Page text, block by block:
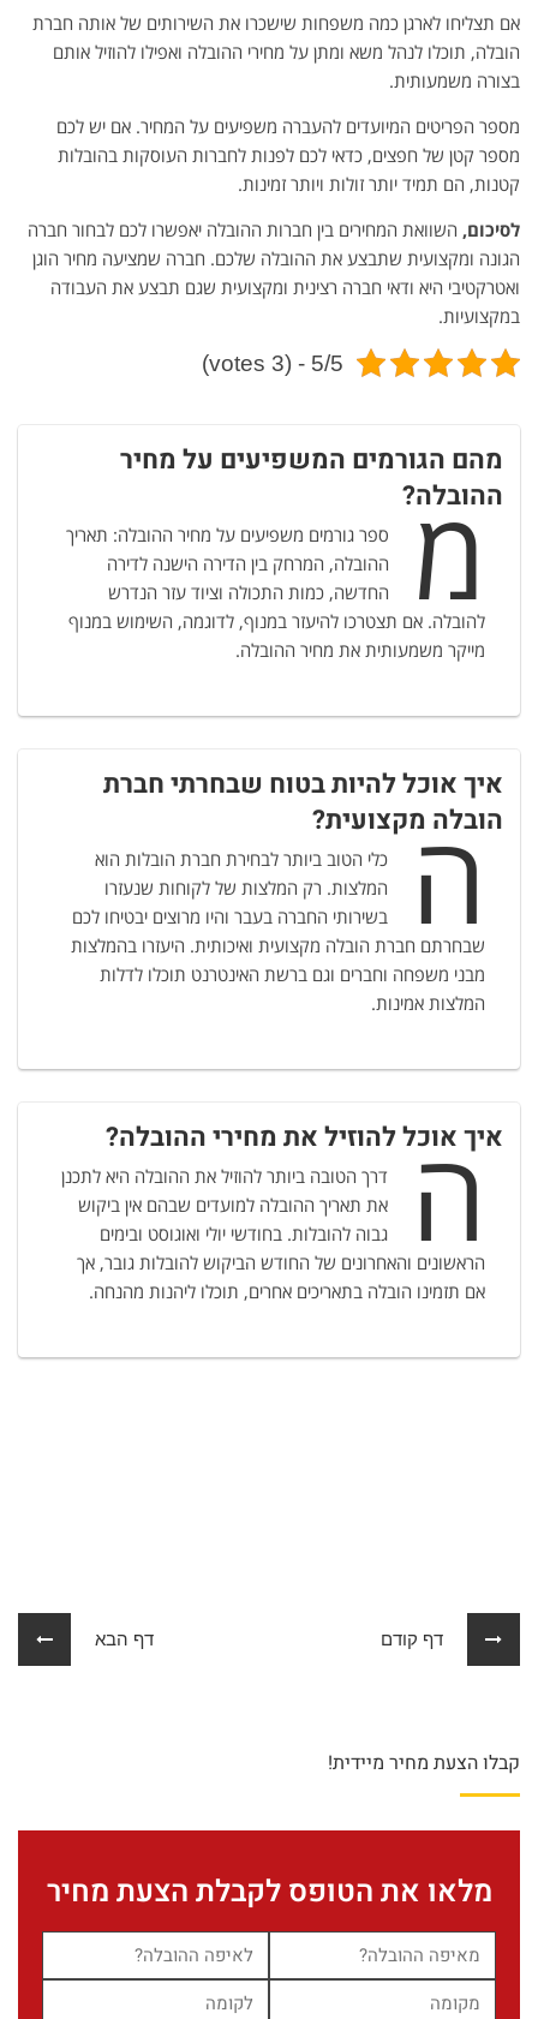
אם תצליחו לארגן כמה משפחות שישכרו את השירותים של אותה חברת
הובלה, תוכלו לנהל משא ומתן על מחירי ההובלה ואפילו להוזיל אותם
בצורה משמעותית.
מספר הפריטים המיועדים להעברה משפיעים על המחיר. אם יש לכם
מספר קטן של חפצים, כדאי לכם לפנות לחברות העוסקות בהובלות
קטנות, הם תמיד יותר זולות ויותר זמינות.
לסיכום, השוואת המחירים בין חברות ההובלה יאפשרו לכם לבחור חברה
הגונה ומקצועית שתבצע את ההובלה שלכם. חברה שמציעה מחיר הוגן
ואטרקטיבי היא ודאי חברה רצינית ומקצועית שגם תבצע את העבודה
במקצועיות.
5/5 - (3 votes)
מהם הגורמים המשפיעים על מחיר
ההובלה?
מ
ספר גורמים משפיעים על מחיר ההובלה: תאריך
ההובלה, המרחק בין הדירה הישנה לדירה
החדשה, כמות התכולה וציוד עזר הנדרש
להובלה. אם תצטרכו להיעזר במנוף, לדוגמה, השימוש במנוף
מייקר משמעותית את מחיר ההובלה.
איך אוכל להיות בטוח שבחרתי חברת
הובלה מקצועית?
ה
כלי הטוב ביותר לבחירת חברת הובלות הוא
המלצות. רק המלצות של לקוחות שנעזרו
בשירותי החברה בעבר והיו מרוצים יבטיחו לכם
שבחרתם חברת הובלה מקצועית ואיכותית. היעזרו בהמלצות
מבני משפחה וחברים וגם ברשת האינטרנט תוכלו לדלות
המלצות אמינות.
איך אוכל להוזיל את מחירי ההובלה?
ה
דרך הטובה ביותר להוזיל את ההובלה היא לתכנן
את תאריך ההובלה למועדים שבהם אין ביקוש
גבוה להובלות. בחודשי יולי ואוגוסט ובימים
הראשונים והאחרונים של החודש הביקוש להובלות גובר, אך
אם תזמינו הובלה בתאריכים אחרים, תוכלו ליהנות מהנחה.
דף קודם דף הבא
קבלו הצעת מחיר מיידית!
מלאו את הטופס לקבלת הצעת מחיר